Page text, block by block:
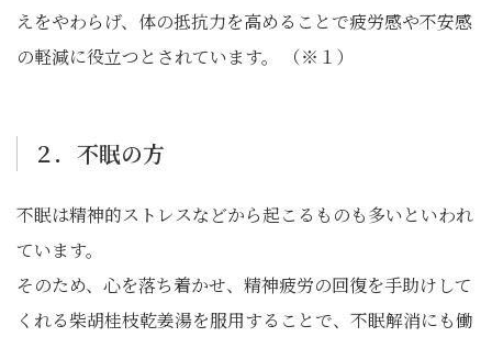
えをやわらげ、体の抵抗力を高めることで疲労感や不安感
の軽減に役立つとされています。 （※１）
２．不眠の方
不眠は精神的ストレスなどから起こるものも多いといわれ
ています。
そのため、心を落ち着かせ、精神疲労の回復を手助けして
くれる柴胡桂枝乾姜湯を服用することで、不眠解消にも働